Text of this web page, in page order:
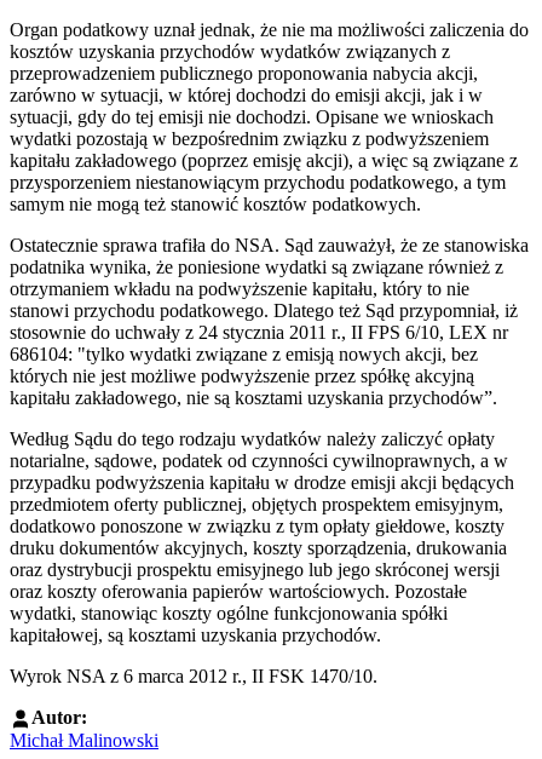
Organ podatkowy uznał jednak, że nie ma możliwości zaliczenia do
kosztów uzyskania przychodów wydatków związanych z
przeprowadzeniem publicznego proponowania nabycia akcji,
zarówno w sytuacji, w której dochodzi do emisji akcji, jak i w
sytuacji, gdy do tej emisji nie dochodzi. Opisane we wnioskach
wydatki pozostają w bezpośrednim związku z podwyższeniem
kapitału zakładowego (poprzez emisję akcji), a więc są związane z
przysporzeniem niestanowiącym przychodu podatkowego, a tym
samym nie mogą też stanowić kosztów podatkowych.
Ostatecznie sprawa trafiła do NSA. Sąd zauważył, że ze stanowiska
podatnika wynika, że poniesione wydatki są związane również z
otrzymaniem wkładu na podwyższenie kapitału, który to nie
stanowi przychodu podatkowego. Dlatego też Sąd przypomniał, iż
stosownie do uchwały z 24 stycznia 2011 r., II FPS 6/10, LEX nr
686104: "tylko wydatki związane z emisją nowych akcji, bez
których nie jest możliwe podwyższenie przez spółkę akcyjną
kapitału zakładowego, nie są kosztami uzyskania przychodów”.
Według Sądu do tego rodzaju wydatków należy zaliczyć opłaty
notarialne, sądowe, podatek od czynności cywilnoprawnych, a w
przypadku podwyższenia kapitału w drodze emisji akcji będących
przedmiotem oferty publicznej, objętych prospektem emisyjnym,
dodatkowo ponoszone w związku z tym opłaty giełdowe, koszty
druku dokumentów akcyjnych, koszty sporządzenia, drukowania
oraz dystrybucji prospektu emisyjnego lub jego skróconej wersji
oraz koszty oferowania papierów wartościowych. Pozostałe
wydatki, stanowiąc koszty ogólne funkcjonowania spółki
kapitałowej, są kosztami uzyskania przychodów.
Wyrok NSA z 6 marca 2012 r., II FSK 1470/10.
Autor:
Michał Malinowski